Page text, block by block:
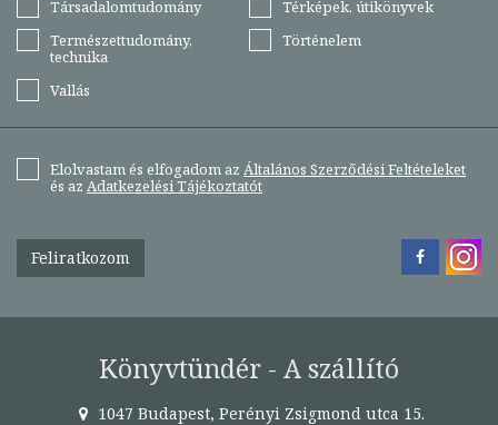
Társadalomtudomány
Térképek, útikönyvek
Természettudomány,
technika
Történelem
Vallás
Elolvastam és elfogadom az Általános Szerződési Feltételeket
és az Adatkezelési Tájékoztatót
Feliratkozom
Könyvtündér - A szállító
1047 Budapest, Perényi Zsigmond utca 15.